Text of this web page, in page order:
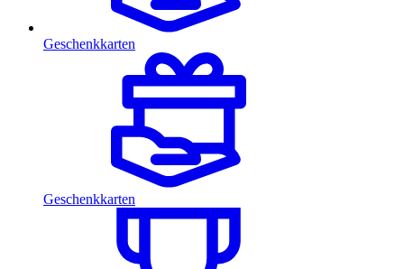
Geschenkkarten
Geschenkkarten